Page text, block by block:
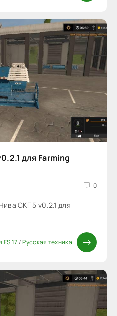
для Farming
0
СКГ 5 v0.2.1 для
17/Русская техника FS 17 /